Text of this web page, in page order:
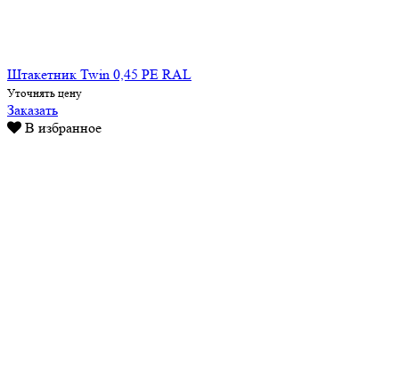
Штакетник Twin 0,45 PE RAL
Уточнять цену
Заказать
В избранное